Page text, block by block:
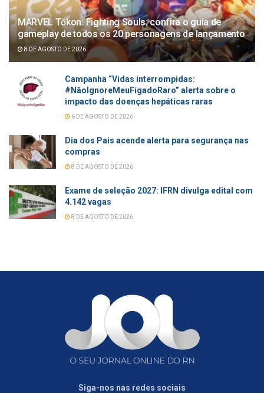
MARVEL Tōkon: Fighting Souls: confira o guia de
gameplay de todos os 20 personagens de lançamento
8 DE AGOSTO DE 2026
Campanha “Vidas interrompidas:
#NãoIgnoreMeuFígadoRaro” alerta sobre o
impacto das doenças hepáticas raras
6 DE AGOSTO DE 2026
Dia dos Pais acende alerta para segurança nas
compras
8 DE AGOSTO DE 2026
Exame de seleção 2027: IFRN divulga edital com
4.142 vagas
8 DE AGOSTO DE 2026
Siga-nos nas redes sociais